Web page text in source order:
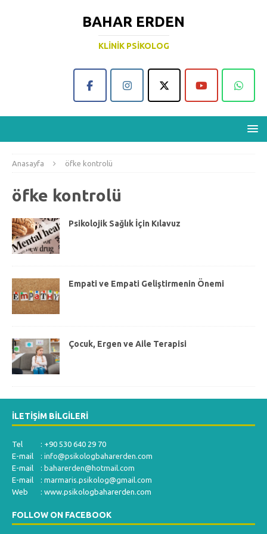
BAHAR ERDEN
KLINIK PSIKOLOG
Anasayfa öfke kontrolü
öfke kontrolü
Psikolojik Sağlık İçin Kılavuz
Empati ve Empati Geliştirmenin Önemi
Çocuk, Ergen ve Aile Terapisi
İLETIŞIM BILGILERI
Tel : +90 530 640 29 70
E-mail : info@psikologbaharerden.com
E-mail : baharerden@hotmail.com
E-mail : marmaris.psikolog@gmail.com
Web : www.psikologbaharerden.com
FOLLOW ON FACEBOOK